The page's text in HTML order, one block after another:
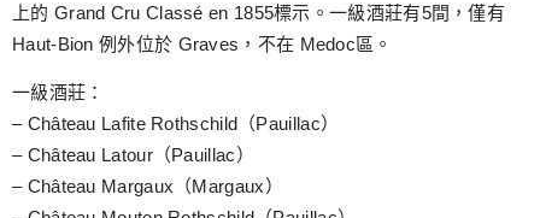
上的 Grand Cru Classé en 1855標示。一級酒莊有5間，僅有
Haut-Bion 例外位於 Graves，不在 Medoc區。
一級酒莊：
– Château Lafite Rothschild（Pauillac）
– Château Latour（Pauillac）
– Château Margaux（Margaux）